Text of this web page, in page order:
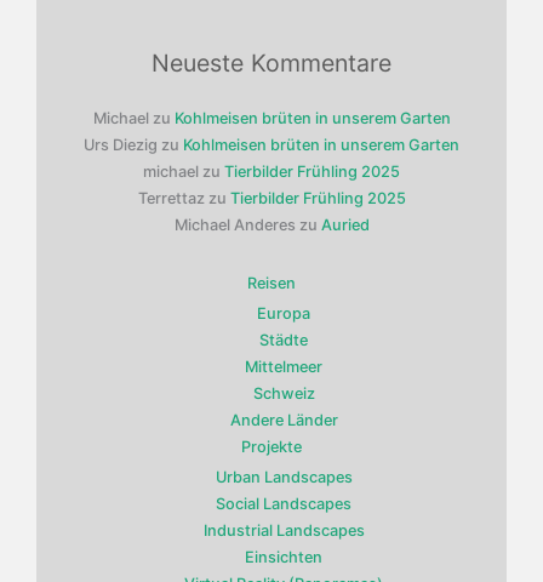
Neueste Kommentare
Michael zu Kohlmeisen brüten in unserem Garten
Urs Diezig zu Kohlmeisen brüten in unserem Garten
michael zu Tierbilder Frühling 2025
Terrettaz zu Tierbilder Frühling 2025
Michael Anderes zu Auried
Reisen
Europa
Städte
Mittelmeer
Schweiz
Andere Länder
Projekte
Urban Landscapes
Social Landscapes
Industrial Landscapes
Einsichten